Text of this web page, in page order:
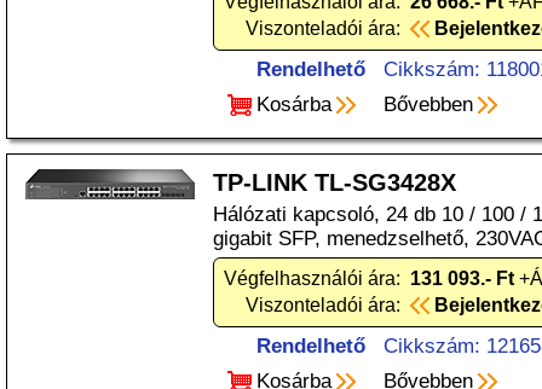
Viszonteladói ára:
Rendelhető
Cikkszám:
Kosárba
Bővebben
TP-LINK TL-SG3428X
Hálózati kapcsoló, 24 db 10 / 100 /
gigabit SFP, menedzselhető,
Végfelhasználói ára: 131 093.- Ft
Viszonteladói ára:
Rendelhető
Cikkszám:
Kosárba
Bővebben